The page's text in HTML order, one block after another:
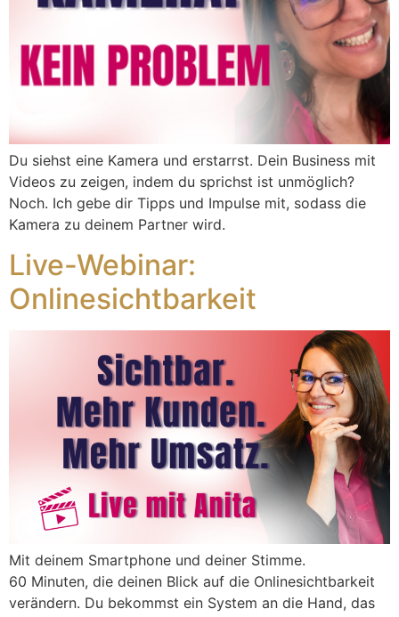
Du siehst eine Kamera und erstarrst. Dein Business mit
Videos zu zeigen, indem du sprichst ist unmöglich?
Noch. Ich gebe dir Tipps und Impulse mit, sodass die
Kamera zu deinem Partner wird.
Live-Webinar:
Onlinesichtbarkeit
Mit deinem Smartphone und deiner Stimme.
60 Minuten, die deinen Blick auf die Onlinesichtbarkeit
verändern. Du bekommst ein System an die Hand, das